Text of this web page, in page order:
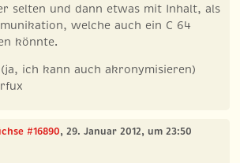
selten und dann etwas mit Inhalt, als
welche auch ein C 64
könnte.
(ja, ich kann auch akronymisieren)
#16890, 29. Januar 2012, um 23:50